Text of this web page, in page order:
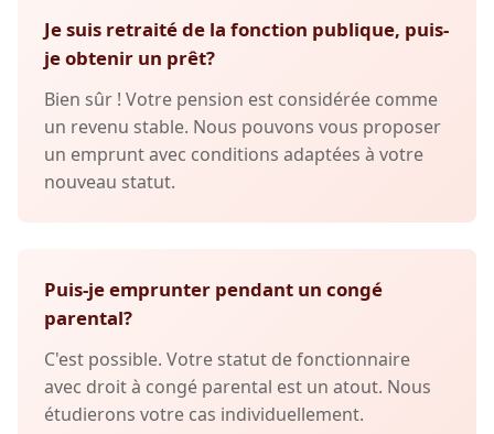
Je suis retraité de la fonction publique, puis-
je obtenir un prêt?
Bien sûr ! Votre pension est considérée comme
un revenu stable. Nous pouvons vous proposer
un emprunt avec conditions adaptées à votre
nouveau statut.
Puis-je emprunter pendant un congé
parental?
C'est possible. Votre statut de fonctionnaire
avec droit à congé parental est un atout. Nous
étudierons votre cas individuellement.